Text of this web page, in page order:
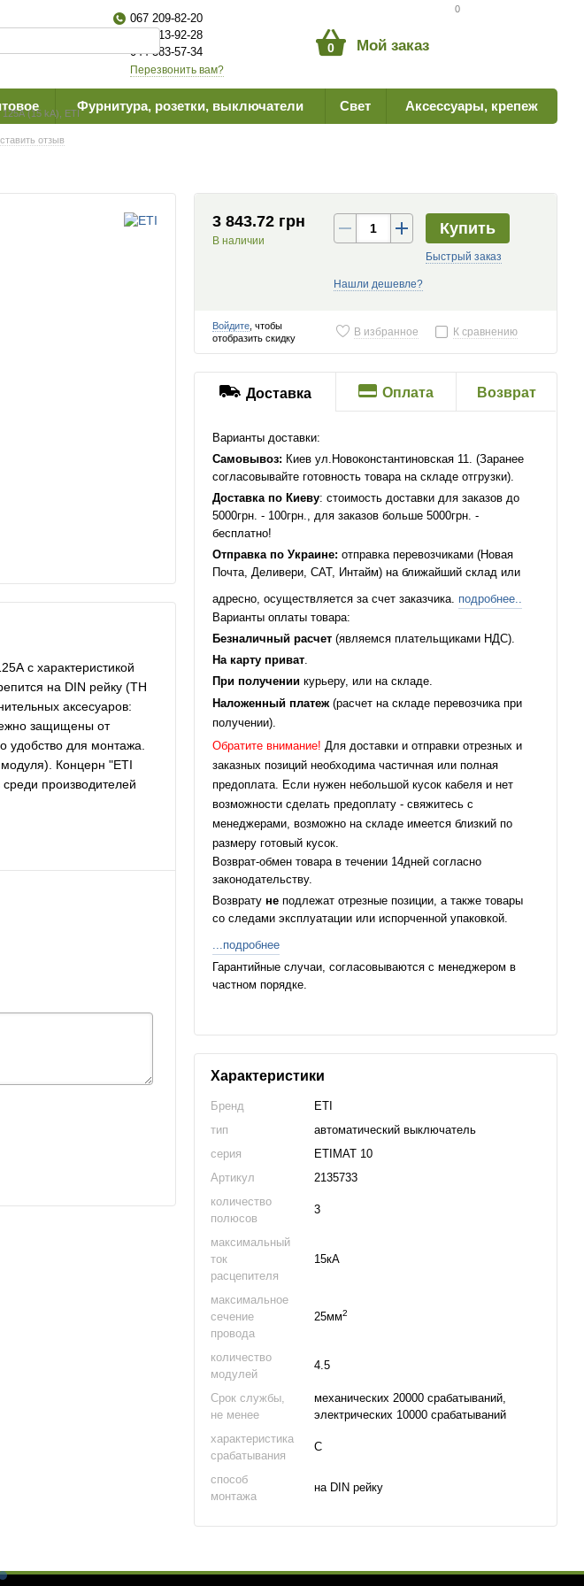
0
067 209-82-20
063 613-92-28
044 383-57-34
Перезвонить вам?
0 Мой заказ
Фурнитура, розетки, выключатели Свет Аксессуары, крепеж
125А (15 kA), ETI
отзыв
с характеристикой
на DIN рейку (ТН
аксесуаров:
защищены от
удобство для монтажа.
Концерн "ETI
производителей
3 843.72 грн
В наличии
Купить
Быстрый заказ
Нашли дешевле?
Войдите , чтобы
отобразить скидку
В избранное К сравнению
Доставка Оплата Возврат
Варианты доставки:
Самовывоз: Киев ул.Новоконстантиновская 11. (Заранее
согласовывайте готовность товара на складе отгрузки).
Доставка по Киеву: стоимость доставки для заказов до
5000грн. - 100грн., для заказов больше 5000грн. -
бесплатно!
Отправка по Украине: отправка перевозчиками (Новая
Почта, Деливери, САТ, Интайм) на ближайший склад или
адресно, осуществляется за счет заказчика. подробнее..
Варианты оплаты товара:
Безналичный расчет (являемся плательщиками НДС).
На карту приват.
При получении курьеру, или на складе.
Наложенный платеж(расчет на складе перевозчика при
получении).
Обратите внимание! Для доставки и отправки отрезных и
заказных позиций необходима частичная или полная
предоплата. Если нужен небольшой кусок кабеля и нет
возможности сделать предоплату - свяжитесь с
менеджерами, возможно на складе имеется близкий по
размеру готовый кусок.
Возврат-обмен товара в течении 14дней согласно
законодательству.
Возвратуне подлежат отрезные позиции, а также товары
со следами эксплуатации или испорченной упаковкой.
...подробнее
Гарантийные случаи, согласовываются с менеджером в
частном порядке.
Характеристики
Бренд
ETI
тип
автоматический выключатель
серия
ETIMAT 10
Артикул
2135733
количество
полюсов
3
максимальный
ток
расцепителя
15кА
максимальное
сечение
провода
25мм2
количество
модулей
4.5
Срок службы,
не менее
механических 20000 срабатываний,
электрических 10000 срабатываний
характеристика
срабатывания
C
способ
монтажа
на DIN рейку